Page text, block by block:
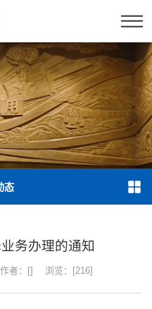
态
务办理的通知
作者：[] 浏览：[216]